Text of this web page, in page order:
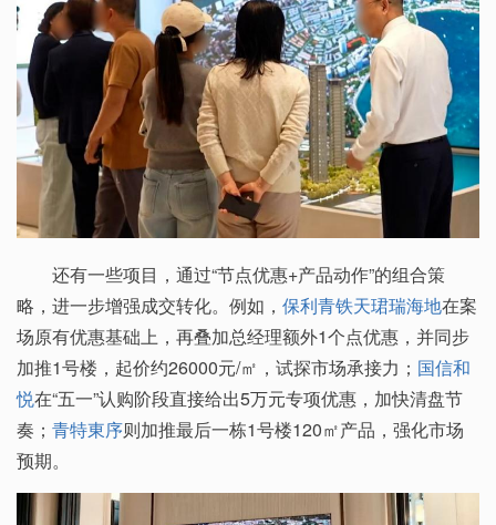
还有一些项目，通过“节点优惠+产品动作”的组合策
略，进一步增强成交转化。例如， 保利青铁天珺瑞海地在案
场原有优惠基础上，再叠加总经理额外1个点优惠，并同步
加推1号楼，起价约26000元/㎡，试探市场承接力； 国信和
悦在“五一”认购阶段直接给出5万元专项优惠，加快清盘节
奏； 青特東序则加推最后一栋1号楼120㎡产品，强化市场
预期。